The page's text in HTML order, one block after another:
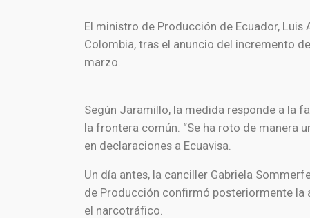
El ministro de Producción de Ecuador, Luis
Colombia, tras el anuncio del incremento
marzo.
Según Jaramillo, la medida responde a la
la frontera común. “Se ha roto de manera
en declaraciones a Ecuavisa
Un día antes, la canciller Gabriela
de Producción confirmó posteriormente la
el narcotráfico.